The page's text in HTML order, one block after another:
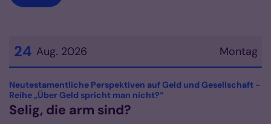
Montag
24 Aug. 2026
Datum: 24. August 2026
Neutestamentliche Perspektiven auf Geld und Gesellschaft -
Reihe „Über Geld spricht man nicht?“:
Selig, die arm sind?